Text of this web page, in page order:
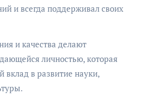
и всегда поддерживал своих
и качества делают
личностью, которая
вклад в развитие науки,